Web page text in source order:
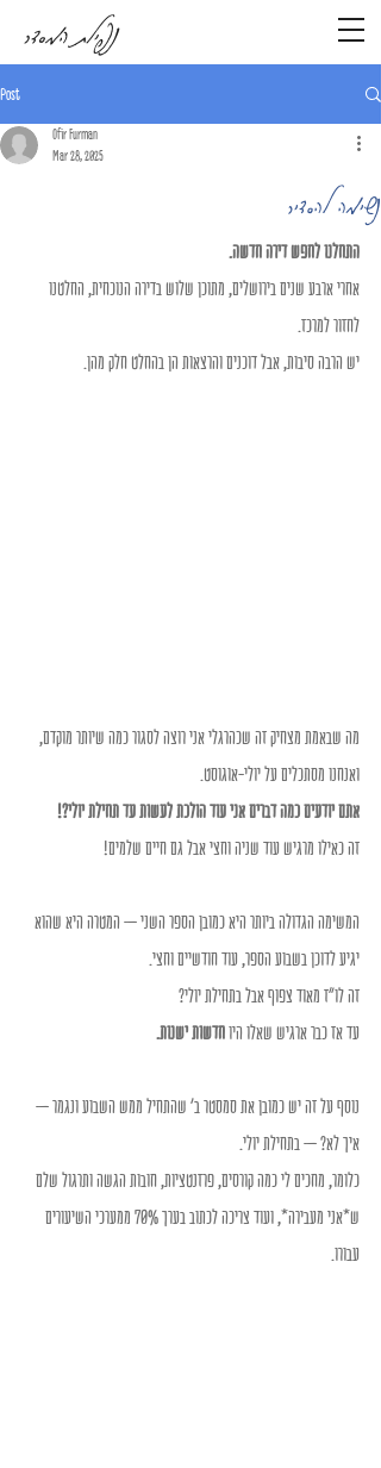
נפילת המסדר
Post
נשימה להסדיר
Ofir Furman
Mar 28, 2025
התחלנו לחפש דירה חדשה.
אחרי ארבע שנים בירושלים, מתוכן שלוש בדירה הנוכחית, החלטנו
לחזור למרכז.
יש הרבה סיבות, אבל דוכנים והרצאות הן בהחלט חלק מהן.
מה שבאמת מצחיק זה שכהרגלי אני רוצה לסגור כמה שיותר מוקדם,
ואנחנו מסתכלים על יולי-אוגוסט.
אתם יודעים כמה דברים אני עוד הולכת לעשות עד תחילת יולי?!
זה כאילו מרגיש עוד שניה וחצי אבל גם חיים שלמים!
המשימה הגדולה ביותר היא כמובן הספר השני – המטרה היא שהוא
יגיע לדוכן בשבוע הספר, עוד חודשיים וחצי.
זה לו"ז מאוד צפוף אבל בתחילת יולי?
עד אז כבר ארגיש שאלו היו חדשות ישנות.
נוסף על זה יש כמובן את סמסטר ב' שהתחיל ממש השבוע ונגמר –
איך לא? – בתחילת יולי.
כלומר, מחכים לי כמה קורסים, פרזנטציות, חובות הגשה ותרגול שלם
ש*אני מעבירה*, ועוד צריכה לכתוב בערך 70% ממערכי השיעורים
עבורו.